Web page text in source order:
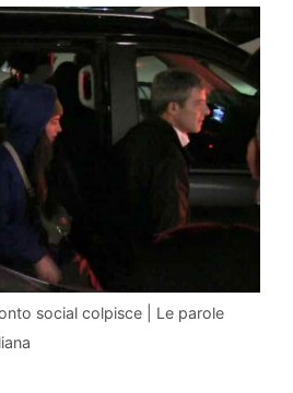
social colpisce | Le parole